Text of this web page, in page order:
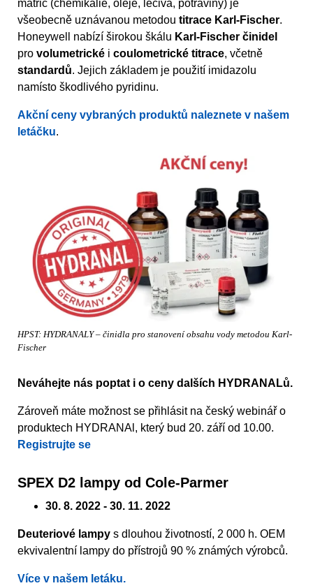
matric (chemikálie, oleje, léčiva, potraviny) je
všeobecně uznávanou metodou titrace Karl-Fischer.
Honeywell nabízí širokou škálu Karl-Fischer činidel
pro volumetrické i coulometrické titrace, včetně
standardů. Jejich základem je použití imidazolu
namísto škodlivého pyridinu.
Akční ceny vybraných produktů naleznete v našem
letáčku.
HPST: HYDRANALY – činidla pro stanovení obsahu vody metodou Karl-
Fischer
Neváhejte nás poptat i o ceny dalších HYDRANALů.
Zároveň máte možnost se přihlásit na český webinář o
produktech HYDRANAl, který bud 20. září od 10.00.
Registrujte se
SPEX D2 lampy od Cole-Parmer
30. 8. 2022 - 30. 11. 2022
Deuteriové lampy s dlouhou životností, 2 000 h. OEM
ekvivalentní lampy do přístrojů 90 % známých výrobců.
Více v našem letáku.